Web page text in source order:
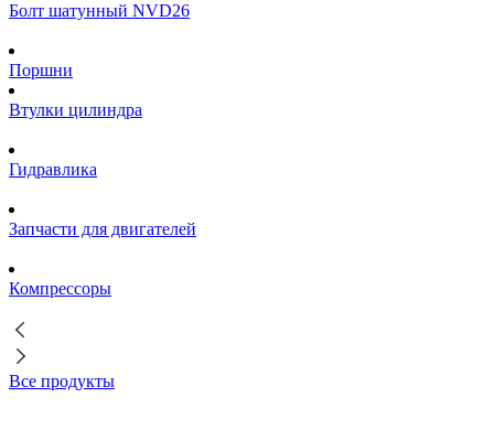
Болт шатунный NVD26
Поршни
Втулки цилиндра
Гидравлика
Запчасти для двигателей
Компрессоры
Все продукты